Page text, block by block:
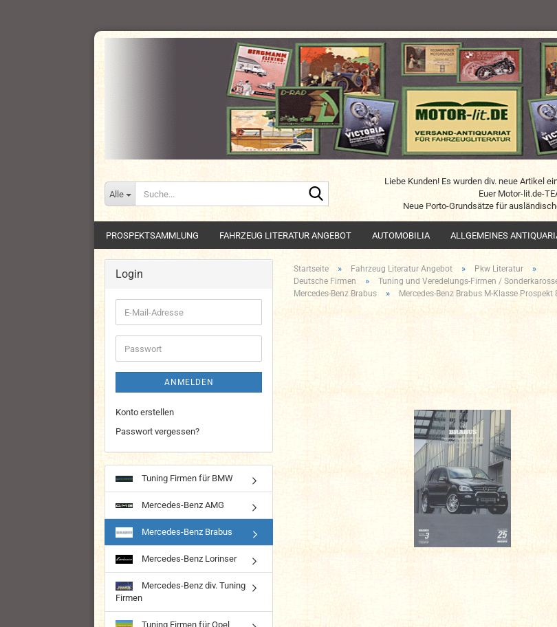
Alle
Liebe Kunden! Es wurden div. neue Artikel
Euer Motor-lit.de-
Neue Porto-Grundsätze für
PROSPEKTSAMMLUNG FAHRZEUG LITERATUR ANGEBOT AUTOMOBILIA ALLGEMEINES
Startseite » Fahrzeug Literatur Angebot » Pkw Literatur »
Deutsche Firmen » Tuning und Veredelungs-Firmen /
Mercedes-Benz Brabus » Mercedes-Benz Brabus M-Klasse Prospekt
Login
E-
Mail-
Adresse
Passwort
ANMELDEN
Konto erstellen
Passwort vergessen?
Tuning Firmen für BMW
Mercedes-Benz AMG
Mercedes-Benz Brabus
Mercedes-Benz Lorinser
Mercedes-Benz div. Tuning
Firmen
Tuning Firmen für Opel